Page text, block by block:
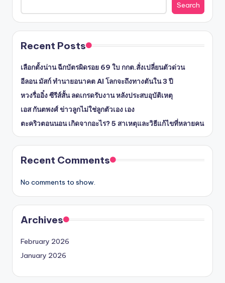
Search
Recent Posts
เลือกตั้งน่าน ฉีกบัตรผิดรอย 69 ใบ กกต.สั่งเปลี่ยนตัวด่วน
อีลอน มัสก์ ทำนายอนาคต AI โลกจะถึงทางตันใน 3 ปี
หวงรื่ออิ๋ง ซีรีส์สั้น ลดเกรดรับงาน หลังประสบอุบัติเหตุ
เอส กันตพงศ์ ข่าวลูกไม่ใช่ลูกตัวเอง เอง
ตะคริวตอนนอน เกิดจากอะไร? 5 สาเหตุและวิธีแก้ไขที่หลายคน
Recent Comments
No comments to show.
Archives
February 2026
January 2026